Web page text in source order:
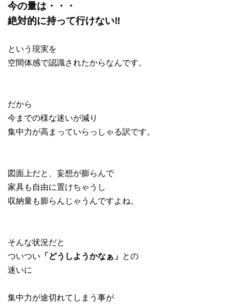
今の量は・・・
絶対的に持って行けない‼
という現実を
空間体感で認識されたからなんです。
だから
今までの様な迷いが減り
集中力が高まっていらっしゃる訳です。
図面上だと、妄想が膨らんで
家具も自由に置けちゃうし
収納量も膨らんじゃうんですよね。
そんな状況だと
ついつい 「どうしようかなぁ」 との
迷いに
集中力が途切れてしまう事が